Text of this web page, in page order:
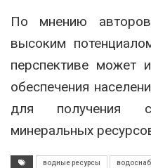
По мнению
высоким
перспективе может
обеспечения
для получения
минеральных
водные ресурсы